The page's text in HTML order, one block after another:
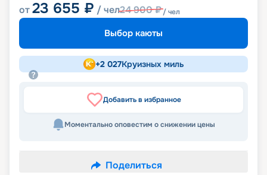
от23 655 ₽ / чел24 900₽/ чел
Выбор каюты
+2 027Круизных миль
Добавить в избранное
Моментально оповестим о снижении цены
Поделиться